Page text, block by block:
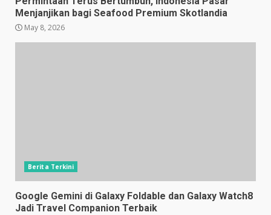
Menjanjikan bagi Seafood Premium Skotlandia
May 8, 2026
Berita Terkini
Google Gemini di Galaxy Foldable dan Galaxy Watch8
Jadi Travel Companion Terbaik